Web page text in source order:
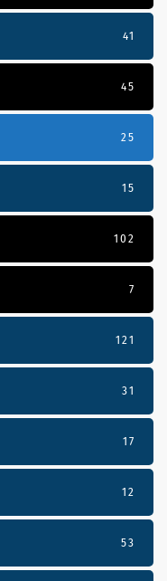
41
45
25
15
102
7
121
31
17
12
53